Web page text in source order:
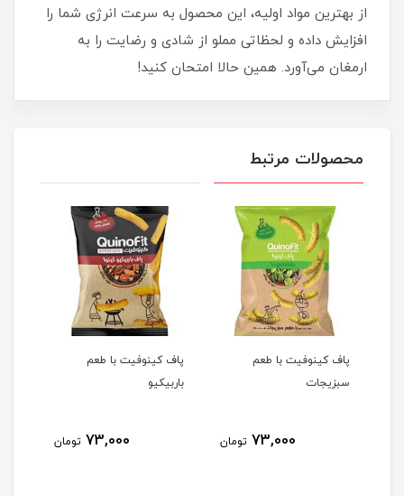
از بهترین مواد اولیه، این محصول به سرعت انرژی شما را
افزایش داده و لحظاتی مملو از شادی و رضایت را به
ارمغان می‌آورد. همین حالا امتحان کنید!
محصولات مرتبط
پاف کینوفیت با طعم
سبزیجات
73,000 تومان
پاف کینوفیت با طعم
باربیکیو
73,000 تومان